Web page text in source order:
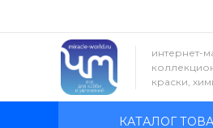
интернет-
краски,
КАТАЛОГ